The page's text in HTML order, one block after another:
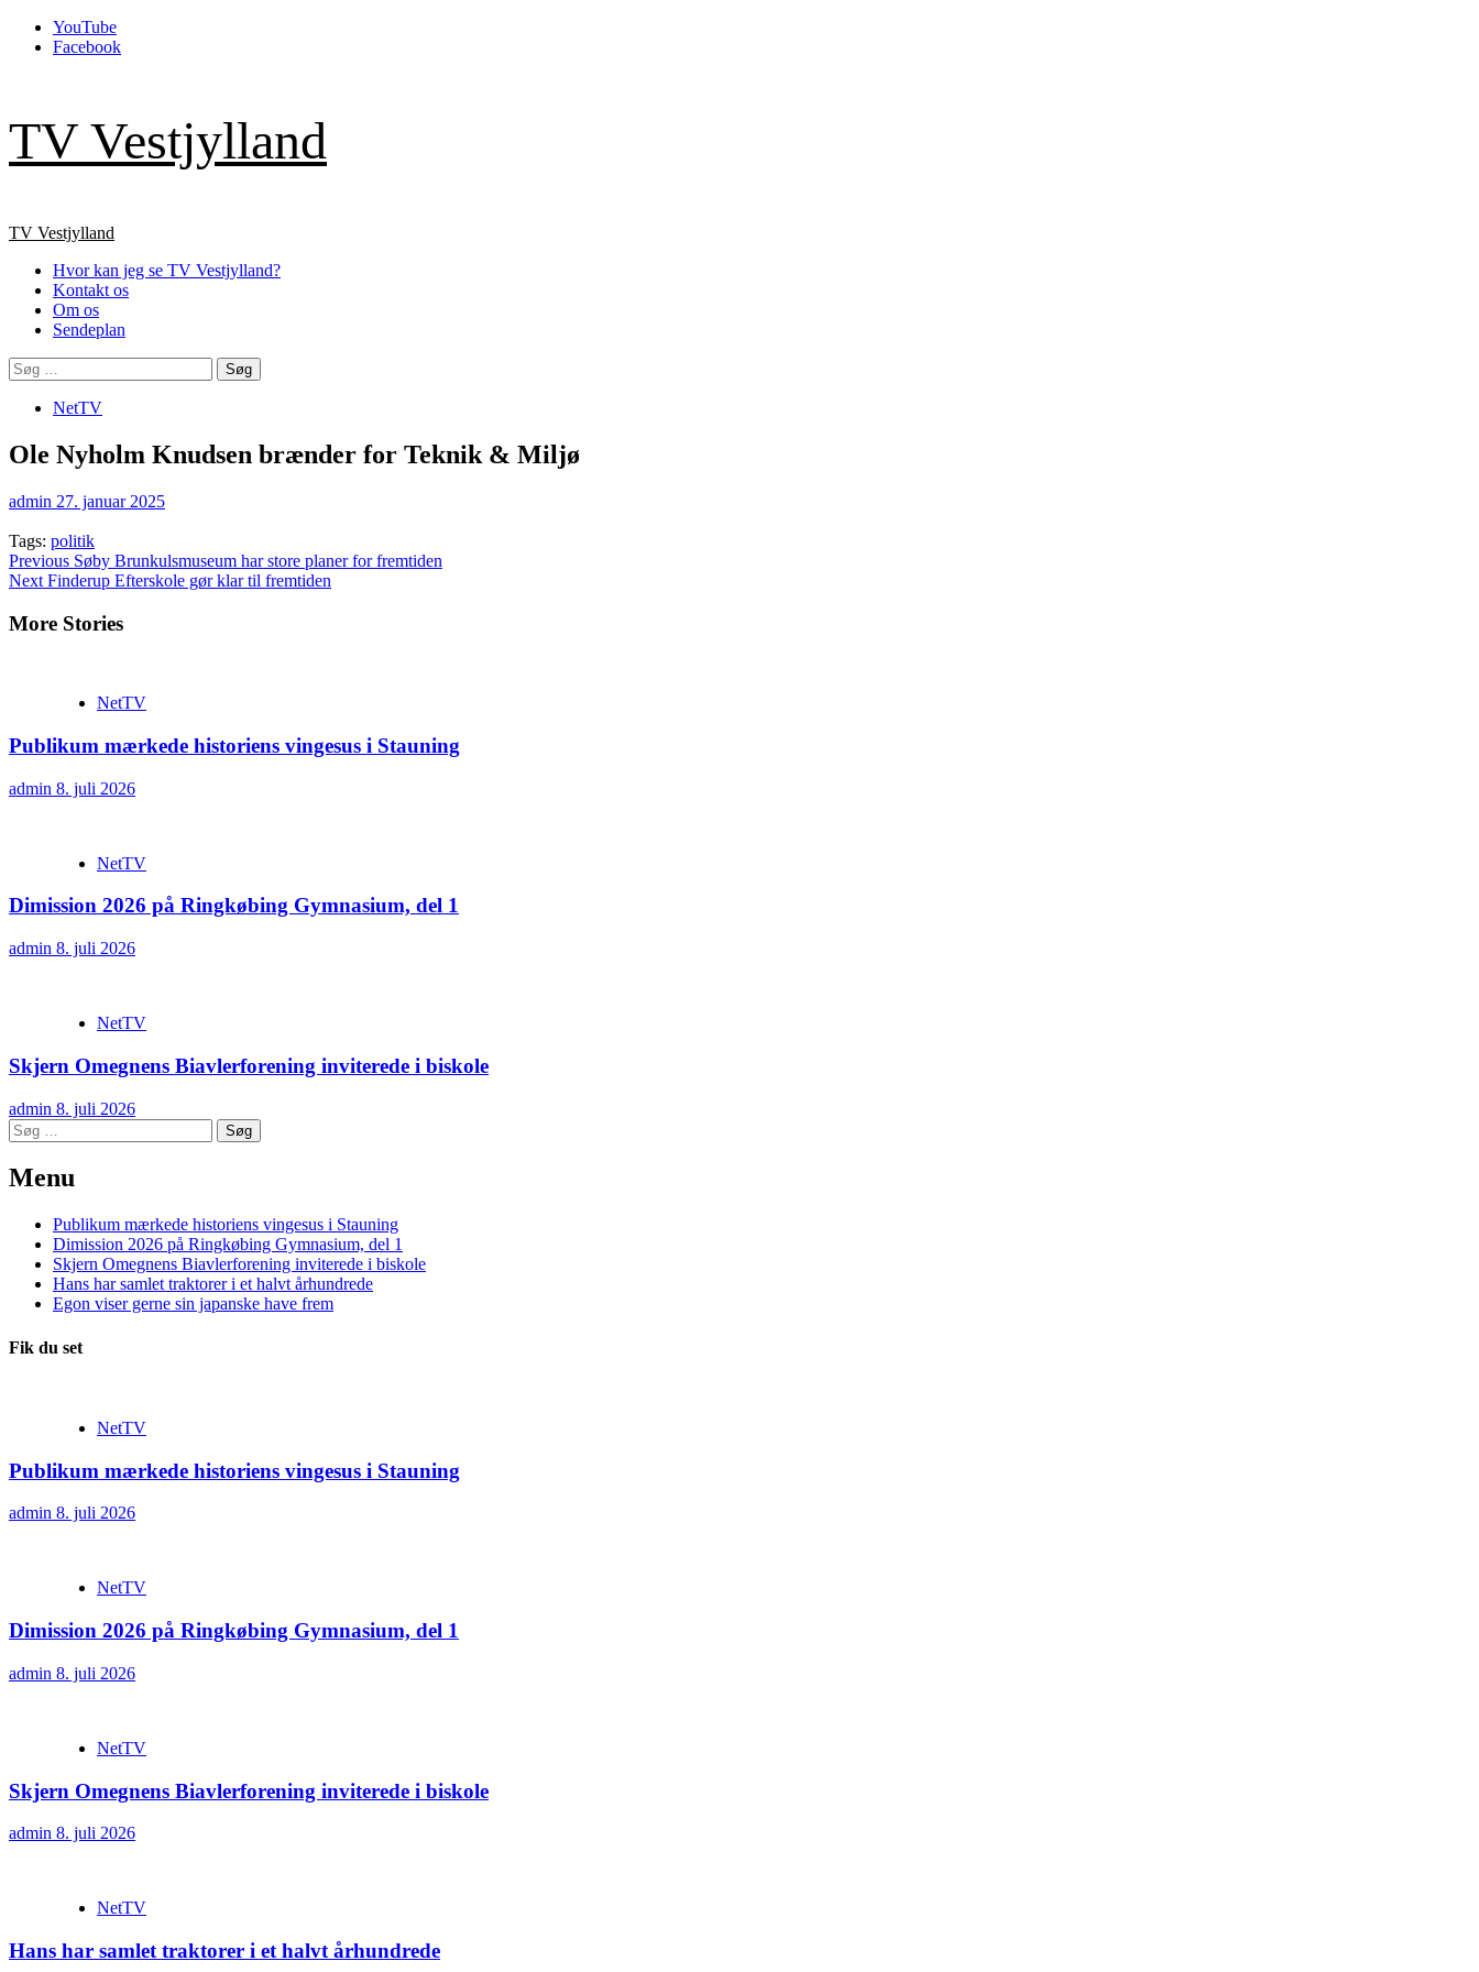
Skip
YouTube
Facebook
TV Vestjylland
Primary
TV Vestjylland
Hvor kan jeg se TV Vestjylland?
Kontakt os
Om os
Sendeplan
Søg
efter:
NetTV
Ole Nyholm Knudsen brænder for Teknik & Miljø
admin 27. januar 2025
Tags: politik
Continue
Reading
Previous Søby Brunkulsmuseum har store planer for fremtiden
Next Finderup Efterskole gør klar til fremtiden
More Stories
NetTV
Publikum mærkede historiens vingesus i Stauning
admin 8. juli 2026
NetTV
Dimission 2026 på Ringkøbing Gymnasium, del 1
admin 8. juli 2026
NetTV
Skjern Omegnens Biavlerforening inviterede i biskole
admin 8. juli 2026
Søg
efter:
Menu
Publikum mærkede historiens vingesus i Stauning
Dimission 2026 på Ringkøbing Gymnasium, del 1
Skjern Omegnens Biavlerforening inviterede i biskole
Hans har samlet traktorer i et halvt århundrede
Egon viser gerne sin japanske have frem
Fik du set
NetTV
Publikum mærkede historiens vingesus i Stauning
admin 8. juli 2026
NetTV
Dimission 2026 på Ringkøbing Gymnasium, del 1
admin 8. juli 2026
NetTV
Skjern Omegnens Biavlerforening inviterede i biskole
admin 8. juli 2026
NetTV
Hans har samlet traktorer i et halvt århundrede